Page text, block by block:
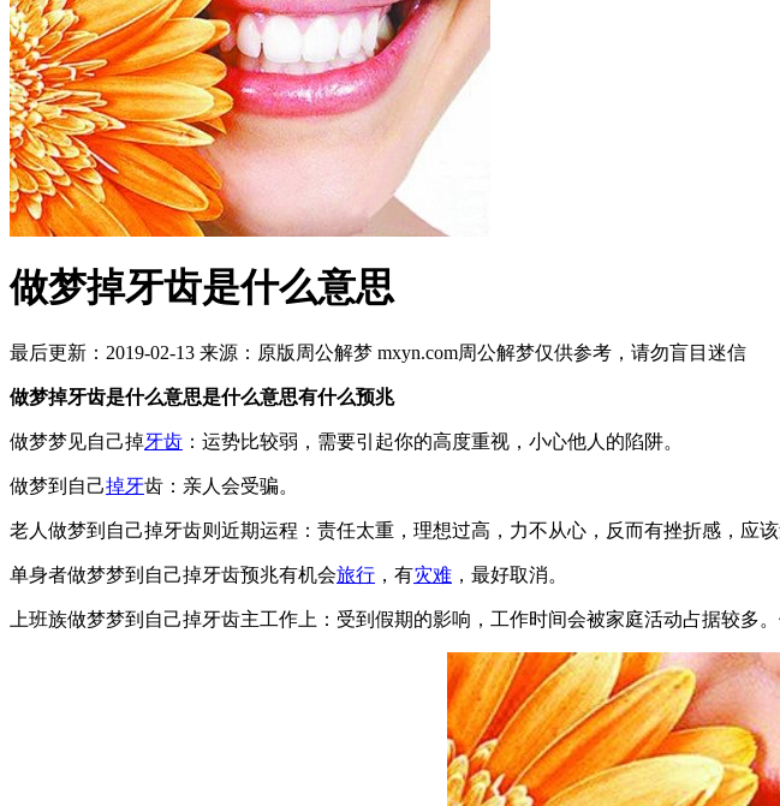
做梦掉牙齿是什么意思
最后更新：2019-02-13 来源：原版周公解梦 mxyn.com周公解梦仅供参考，请勿盲目迷信
做梦掉牙齿是什么意思是什么意思有什么预兆
做梦梦见自己掉牙齿 ：运势比较弱，需要引起你的高度重视，小心他人的陷阱。
做梦到自己掉牙齿：亲人会受骗。
老人做梦到自己掉牙齿则近期运程：责任太重，理想过高，力不从心，反而有挫折感，应
单身者做梦梦到自己掉牙齿预兆有机会旅行 ，有灾难 ，最好取消。
上班族做梦梦到自己掉牙齿主工作上：受到假期的影响，工作时间会被家庭活动占据较多